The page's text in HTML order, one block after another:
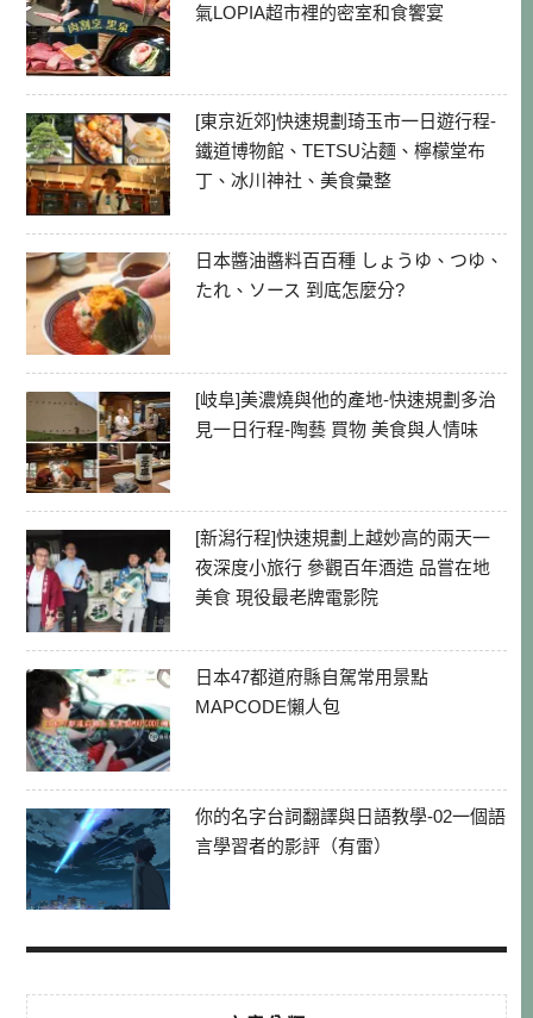
氣LOPIA超市裡的密室和食饗宴
[東京近郊]快速規劃琦玉市一日遊行程-
鐵道博物館、TETSU沾麵、檸檬堂布
丁、冰川神社、美食彙整
日本醬油醬料百百種 しょうゆ、つゆ、
たれ、ソース 到底怎麼分?
[岐阜]美濃燒與他的產地-快速規劃多治
見一日行程-陶藝 買物 美食與人情味
[新潟行程]快速規劃上越妙高的兩天一
夜深度小旅行 參觀百年酒造 品嘗在地
美食 現役最老牌電影院
日本47都道府縣自駕常用景點
MAPCODE懶人包
你的名字台詞翻譯與日語教學-02一個語
言學習者的影評（有雷）